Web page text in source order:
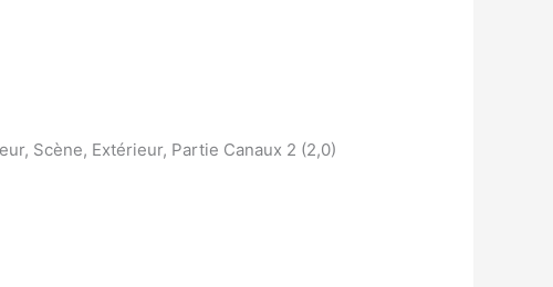
Scène, Extérieur, Partie Canaux 2 (2,0)